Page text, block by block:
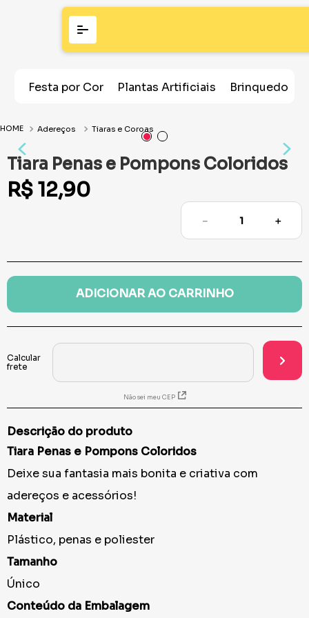
Festa por Cor Plantas Artificiais Brinquedos
Adereços Tiaras e Coroas
Tiara Penas e Pompons Coloridos
R$ 12,90
＋
－
ADICIONAR AO CARRINHO
Não sei meu CEP
Descrição do produto
Tiara Penas e Pompons Coloridos
Deixe sua fantasia mais bonita e criativa com
adereços e acessórios!
Material
Plástico, penas e poliester
Tamanho
Único
Conteúdo da Embalagem